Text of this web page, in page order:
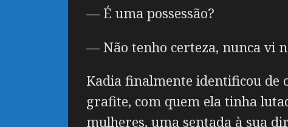
— É uma possessão?
— Não tenho certeza, nunca vi
Kadia finalmente identificou de
grafite, com quem ela tinha
mulheres, uma sentada à sua